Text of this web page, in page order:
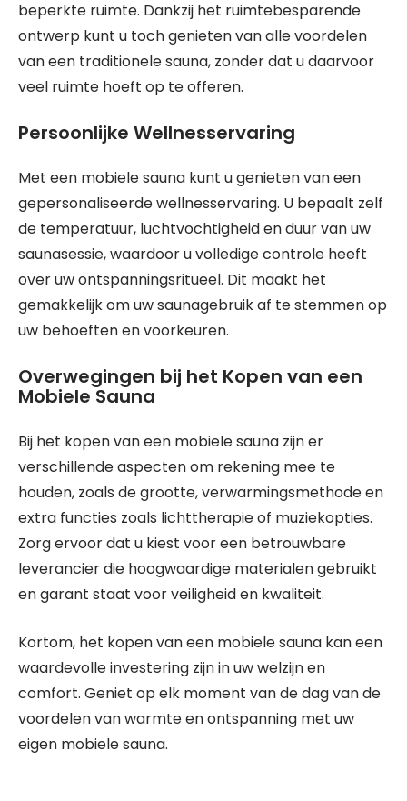
beperkte ruimte. Dankzij het ruimtebesparende
ontwerp kunt u toch genieten van alle voordelen
van een traditionele sauna, zonder dat u daarvoor
veel ruimte hoeft op te offeren.
Persoonlijke Wellnesservaring
Met een mobiele sauna kunt u genieten van een
gepersonaliseerde wellnesservaring. U bepaalt zelf
de temperatuur, luchtvochtigheid en duur van uw
saunasessie, waardoor u volledige controle heeft
over uw ontspanningsritueel. Dit maakt het
gemakkelijk om uw saunagebruik af te stemmen op
uw behoeften en voorkeuren.
Overwegingen bij het Kopen van een
Mobiele Sauna
Bij het kopen van een mobiele sauna zijn er
verschillende aspecten om rekening mee te
houden, zoals de grootte, verwarmingsmethode en
extra functies zoals lichttherapie of muziekopties.
Zorg ervoor dat u kiest voor een betrouwbare
leverancier die hoogwaardige materialen gebruikt
en garant staat voor veiligheid en kwaliteit.
Kortom, het kopen van een mobiele sauna kan een
waardevolle investering zijn in uw welzijn en
comfort. Geniet op elk moment van de dag van de
voordelen van warmte en ontspanning met uw
eigen mobiele sauna.